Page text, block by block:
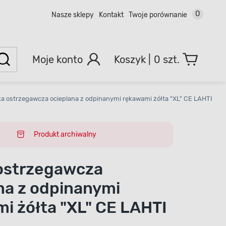
Nasze sklepy Kontakt Twoje porównanie 0
Moje konto 0 szt.
ostrzegawcza ocieplana z odpinanymi rękawami żółta "XL" CE LAHTI
Produkt archiwalny
z odpinanymi
żółta "XL" CE LAHTI